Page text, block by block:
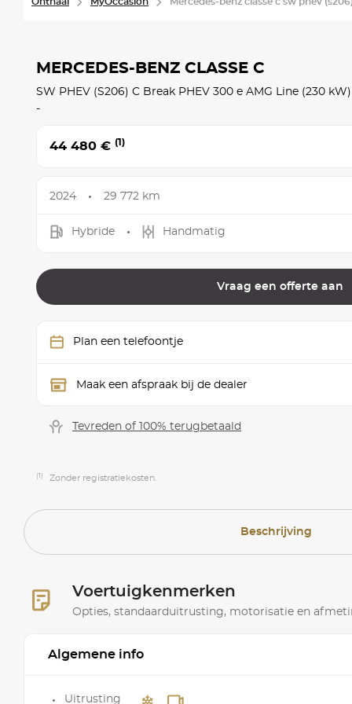
MERCEDES-BENZ CLASSE C
SW PHEV (S206) C Break PHEV 300 e AMG Line (230 kW)
-
44 480 € (1)
2024 29 772 km
Hybride Handmatig
Vraag een offerte aan
Plan een telefoontje
Maak een afspraak bij de dealer
Tevreden of 100% terugbetaald
(1) Zonder registratiekosten.
Beschrijving
Voertuigkenmerken
Opties, standaarduitrusting, motorisatie en
Algemene info
Uitrusting